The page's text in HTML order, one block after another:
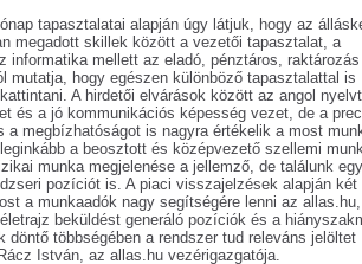
tapasztalatai alapján úgy látjuk, hogy az
megadott skillek között a vezetői tapasztalat, a
informatika mellett az eladó, pénztáros,
mutatja, hogy egészen különböző tapasztalattal is
A hirdetői elvárások között az angol
és a jó kommunikációs képesség vezet, de a
a megbízhatóságot is nagyra értékelik a most
a beosztott és középvezető szellemi
munka megjelenése a jellemző, de találunk
pozíciót is. A piaci visszajelzések alapján két
a munkaadók nagy segítségére lenni az allas.hu,
beküldést generáló pozíciók és a
döntő többségében a rendszer tud releváns jelöltet
István, az allas.hu vezérigazgatója.